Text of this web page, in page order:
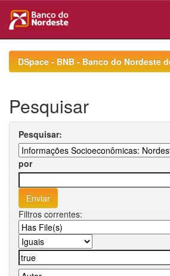
navigationDSpace - BNB - Banco do Nordeste
Pesquisar
Pesquisar:
por
Filtros correntes: